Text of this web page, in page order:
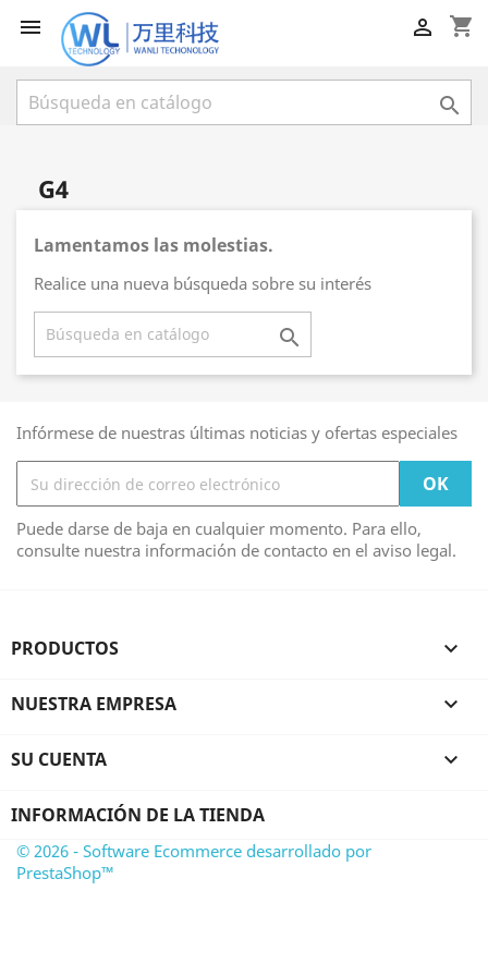
 shopping_cart


G4
Lamentamos las molestias.
Realice una nueva búsqueda sobre su interés

Infórmese de nuestras últimas noticias y ofertas especiales
Puede darse de baja en cualquier momento. Para ello,
consulte nuestra información de contacto en el aviso legal.
PRODUCTOS 
NUESTRA EMPRESA 
SU CUENTA 
INFORMACIÓN DE LA TIENDA
© 2026 - Software Ecommerce desarrollado por
PrestaShop™